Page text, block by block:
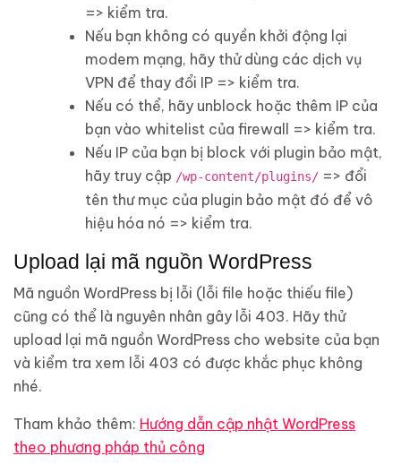
=> kiểm tra.
Nếu bạn không có quyền khởi động lại
modem mạng, hãy thử dùng các dịch vụ
VPN để thay đổi IP => kiểm tra.
Nếu có thể, hãy unblock hoặc thêm IP của
bạn vào whitelist của firewall => kiểm tra.
Nếu IP của bạn bị block với plugin bảo mật,
hãy truy cập /wp-content/plugins/ => đổi
tên thư mục của plugin bảo mật đó để vô
hiệu hóa nó => kiểm tra.
Upload lại mã nguồn WordPress
Mã nguồn WordPress bị lỗi (lỗi file hoặc thiếu file)
cũng có thể là nguyên nhân gây lỗi 403. Hãy thử
upload lại mã nguồn WordPress cho website của bạn
và kiểm tra xem lỗi 403 có được khắc phục không
nhé.
Tham khảo thêm: Hướng dẫn cập nhật WordPress
theo phương pháp thủ công